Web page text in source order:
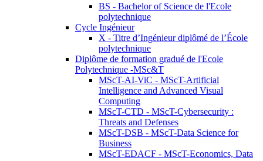
BS - Bachelor of Science de l'Ecole
polytechnique
Cycle Ingénieur
X - Titre d’Ingénieur diplômé de l’École
polytechnique
Diplôme de formation gradué de l'Ecole
Polytechnique -MSc&T
MScT-AI-ViC - MScT-Artificial
Intelligence and Advanced Visual
Computing
MScT-CTD - MScT-Cybersecurity :
Threats and Defenses
MScT-DSB - MScT-Data Science for
Business
MScT-EDACF - MScT-Economics, Data